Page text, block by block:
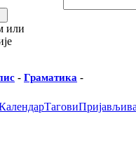
или
- Граматика -
Тагови